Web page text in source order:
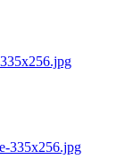
335x256.jpg